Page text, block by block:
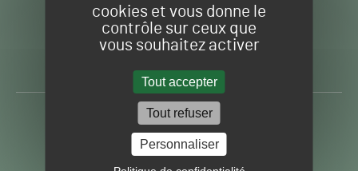
cookies et vous donne le
contrôle sur ceux que
vous souhaitez activer
Tout accepter
Tout refuser
Personnaliser
Gazon
Sport
H24
-
Toute l’info autour du
PRATIQUES